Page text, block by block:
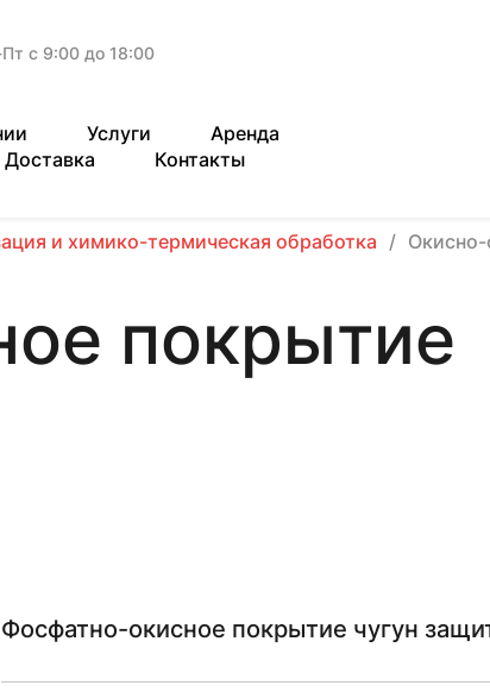
с 9:00 до 18:00
Услуги
Аренда
Контакты
и химико-термическая обработка
покрытие
Фосфатно-окисное покрытие чугун